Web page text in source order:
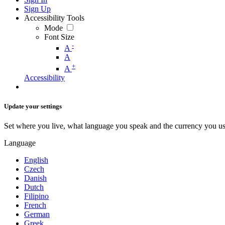
Sign Up
Accessibility Tools
Mode
Font Size
A -
A
A +
Accessibility
Update your settings
Set where you live, what language you speak and the currency you
Language
English
Czech
Danish
Dutch
Filipino
French
German
Greek